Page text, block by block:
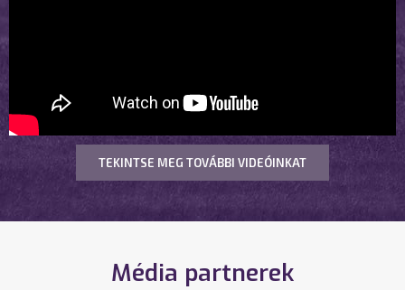
TEKINTSE MEG TOVÁBBI VIDEÓINKAT
Média partnerek